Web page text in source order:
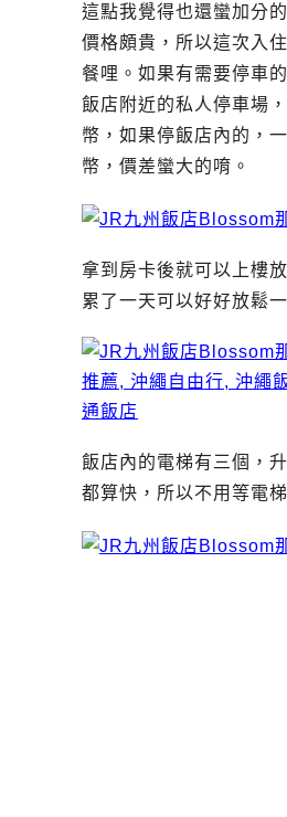
這點我覺得也還蠻加分
價格頗貴，所以這次入
餐哩。如果有需要停車
飯店附近的私人停車場
幣，如果停飯店內的，
幣，價差蠻大的唷。
拿到房卡後就可以上樓
累了一天可以好好放鬆
飯店內的電梯有三個，
都算快，所以不用等電